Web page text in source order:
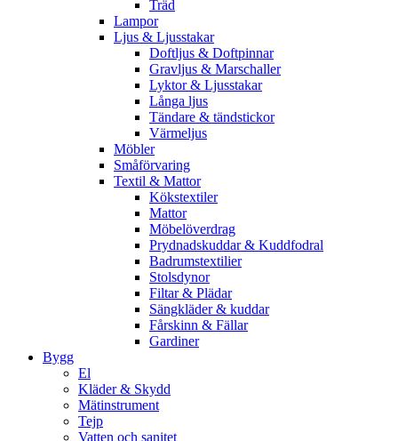
Träd
Lampor
Ljus & Ljusstakar
Doftljus & Doftpinnar
Gravljus & Marschaller
Lyktor & Ljusstakar
Långa ljus
Tändare & tändstickor
Värmeljus
Möbler
Småförvaring
Textil & Mattor
Kökstextiler
Mattor
Möbelöverdrag
Prydnadskuddar & Kuddfodral
Badrumstextilier
Stolsdynor
Filtar & Plädar
Sängkläder & kuddar
Fårskinn & Fällar
Gardiner
Bygg
El
Kläder & Skydd
Mätinstrument
Tejp
Vatten och sanitet